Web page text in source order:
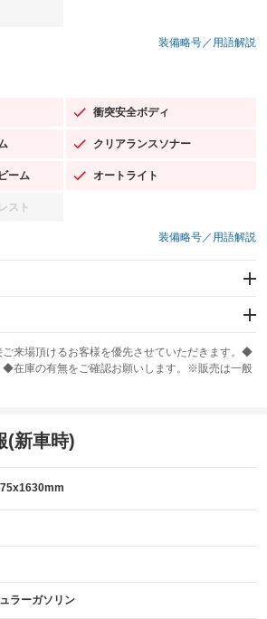
装備略号／用語解説
衝突安全ボディ
：装備あり
クリアランスソナー
：装備あり
ーム オートライト
：装備あり
スト
装備略号／用語解説
手席/サイド
ABS
再生
ご来場頂けるお客様を優先させていただきます。◆
◆在庫の有無をご確認お願いします。※販売は一般
(新車時)
ラーガソリン